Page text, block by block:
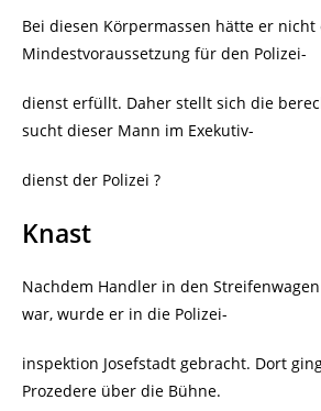
Bei diesen Körpermassen hätte er
Mindestvoraussetzung für den Polizei-
dienst erfüllt. Daher stellt sich die
sucht dieser Mann im Exekutiv-
dienst der Polizei ?
Knast
Nachdem Handler in den
war, wurde er in die Polizei-
inspektion Josefstadt gebracht. Dort
Prozedere über die Bühne.